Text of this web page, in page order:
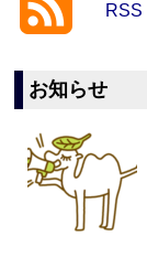
RSS
お知らせ